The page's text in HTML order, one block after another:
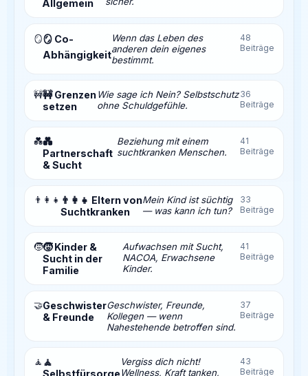
Allgemein
🪞🪞 Co-
Abhängigkeit
Wenn das Leben des
anderen dein eigenes
bestimmt.
48
Beiträge
🚧🚧 Grenzen
setzen
Wie sage ich Nein? Selbstschutz
ohne Schuldgefühle.
36
Beiträge
💑💑
Partnerschaft
& Sucht
Beziehung mit einem
suchtkranken Menschen.
41
Beiträge
👨‍👩‍👧 👨‍👩‍👧 Eltern von
Suchtkranken
Mein Kind ist süchtig
— was kann ich tun?
33
Beiträge
🧒🧒 Kinder &
Sucht in der
Familie
Aufwachsen mit Sucht,
NACOA, Erwachsene
Kinder.
41
Beiträge
🤝Geschwister
& Freunde
Geschwister, Freunde,
Kollegen — wenn
Nahestehende betroffen sind.
37
Beiträge
🧘 🧘
Selbstfürsorge
Vergiss dich nicht!
Wellness, Kraft tanken,
43
Beiträge